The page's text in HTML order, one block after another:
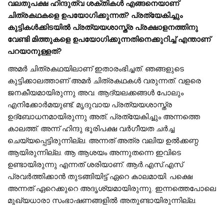
വലതുപക്ഷ ഹിന്ദുത്വ ശക്തികൾ എങ്ങനെയാണ്
ചിത്രകഥകളെ ഉപയോഗിക്കുന്നത്? പ്രത്യേകിച്ചും
കുട്ടികൾക്കിടയിൽ പ്രത്യയശാസ്ത്ര പ്രക്ഷാളനത്തിനു
വേണ്ടി മിത്തുകളെ ഉപയോഗിക്കുന്നതിനെക്കുറിച്ച് എന്താണ്
പറയാനുള്ളത്?
അമർ ചിത്രകഥയിലാണ് ഇതാരംഭിച്ചത്. ഞങ്ങളുടെ
കുട്ടിക്കാലത്താണ് അമർ ചിത്രകഥകൾ വരുന്നത്. വളരെ
ജനകീയമായിരുന്നു അവ. ആദ്യലക്കങ്ങൾ പോലും
എനിക്കോർമയുണ്ട്. മൃദുവായ പ്രത്യയശാസ്ത്ര
ഉദ്ബോധനമായിരുന്നു അത്, പ്രത്യേകിച്ചും അന്നത്തെ
കാലത്ത്. അന്ന് ഹിന്ദു ഭൂരിപക്ഷ വർഗീയത ചർച്ച
ചെയ്യപ്പെട്ടിരുന്നില്ല. അന്നത് അത്ര വലിയ ഉൽക്കണ്ഠ
ആയിരുന്നില്ല. ആ ആശയം അന്നുതന്നെ ഇവിടെ
ഉണ്ടായിരുന്നു എന്നത് ശരിയാണ്. ആർ.എസ്.എസ്
പ്രവർത്തിക്കാൻ തുടങ്ങിയിട്ട് ഏറെ കാലമായി. പക്ഷെ
അന്നത് ഏറെക്കുറെ അദൃശ്യമായിരുന്നു. ഇന്നത്തെപോലെ
മുഖ്യധാരാ സംഭാഷണങ്ങളിൽ അതുണ്ടായിരുന്നില്ല.